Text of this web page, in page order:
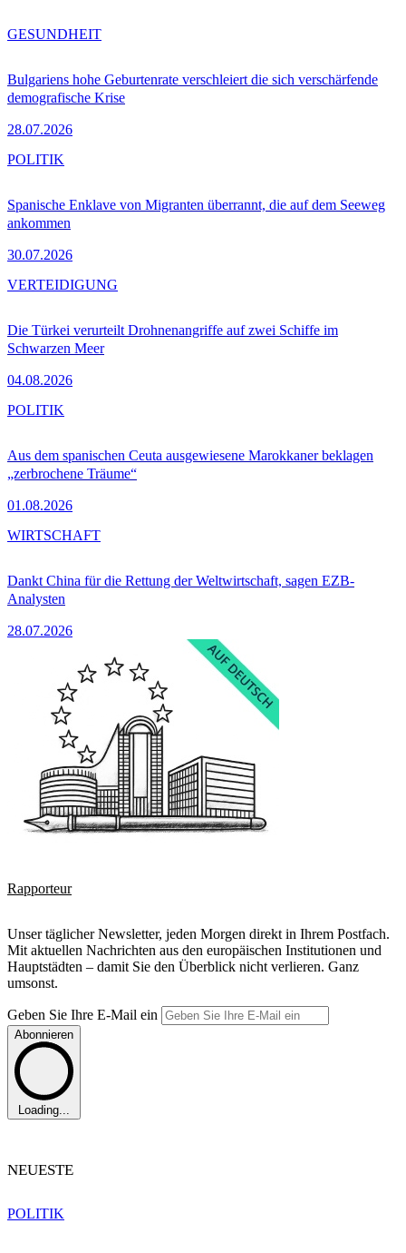
Bulgariens hohe Geburtenrate verschleiert die sich verschärfende
demografische Krise
28.07.2026
GESUNDHEIT
Spanische Enklave von Migranten überrannt, die auf dem Seeweg
ankommen
30.07.2026
POLITIK
Die Türkei verurteilt Drohnenangriffe auf zwei Schiffe im
Schwarzen Meer
04.08.2026
VERTEIDIGUNG
Aus dem spanischen Ceuta ausgewiesene Marokkaner beklagen
„zerbrochene Träume“
01.08.2026
POLITIK
Dankt China für die Rettung der Weltwirtschaft, sagen EZB-
Analysten
28.07.2026
WIRTSCHAFT
Rapporteur
Unser täglicher Newsletter, jeden Morgen direkt in Ihrem Postfach.
Mit aktuellen Nachrichten aus den europäischen Institutionen und
Hauptstädten – damit Sie den Überblick nicht verlieren. Ganz
umsonst.
Geben Sie Ihre E-Mail ein
Abonnieren
Loading...
NEUESTE
POLITIK